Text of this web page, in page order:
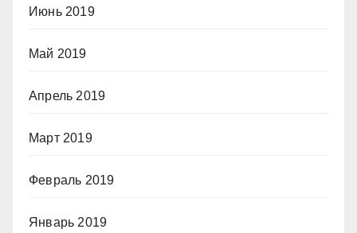
Июнь 2019
Май 2019
Апрель 2019
Март 2019
Февраль 2019
Январь 2019